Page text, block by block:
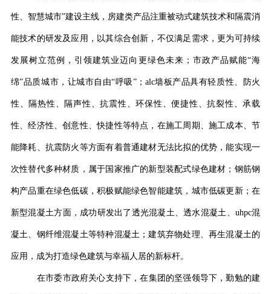
性、智慧城市”建设主线，房建类产品注重被动式建筑技术和隔震消
能技术的研发及应用，以其综合创新，不仅满足需求，更为可持续
发展树立范例，引领建筑业迈向更绿色未来；市政产品赋能“海
绵”品质城市，让城市自由“呼吸”；alc墙板产品具有轻质性、防火
性、隔热性、隔声性、抗震性、环保性、便捷性、抗裂性、承载
性、经济性、创意性、快捷性等特点，在施工周期、施工成本、节
能降耗、抗震防火等方面有着普通建材无法比拟的优势，能实现一
次性替代多种材质，属于国家推广的新型装配式绿色建材；钢筋钢
构产品重在绿色低碳，积极赋能绿色智能建筑，城市低碳更新；在
新型混凝土方面，成功研发出了透光混凝土、透水混凝土、uhpc混
凝土、钢纤维混凝土等特种混凝土；建筑弃物处理、再生混凝土的
应用，成为打造绿色建筑与幸福人居的新标杆。
在市委市政府关心支持下，在集团的坚强领导下，勤勉的建